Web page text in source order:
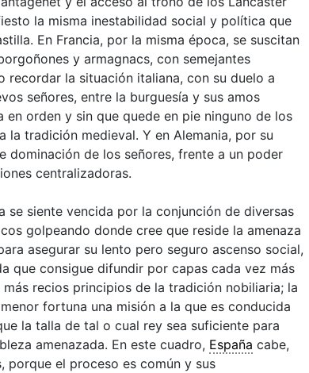
la misma inestabilidad social y política que
En Francia, por la misma época, se suscitan
y armagnacs, con semejantes
recordar la situación italiana, con su duelo a
señores, entre la burguesía y sus amos
orden y sin que quede en pie ninguno de los
tradición medieval. Y en Alemania, por su
de los señores, frente a un poder
centralizadoras.
se siente vencida por la conjunción de diversas
golpeando donde cree que reside la amenaza
asegurar su lento pero seguro ascenso social,
que consigue difundir por capas cada vez más
recios principios de la tradición nobiliaria; la
fortuna una misión a la que es conducida
la talla de tal o cual rey sea suficiente para
amenazada. En este cuadro, España cabe,
porque el proceso es común y sus